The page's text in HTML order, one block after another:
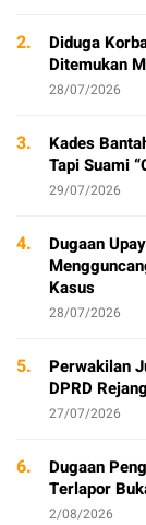
2.
Diduga
Ditemukan
28/07/2026
3.
Kades
Tapi Suami
29/07/2026
4.
Dugaan
Kasus
28/07/2026
5.
Perwakilan
DPRD
27/07/2026
6.
Dugaan
Terlapor
2/08/2026